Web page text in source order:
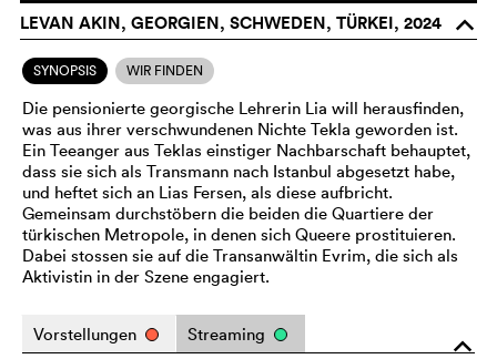
LEVAN AKIN, GEORGIEN, SCHWEDEN, TÜRKEI, 2024 o
SYNOPSIS WIR FINDEN
Die pensionierte georgische Lehrerin Lia will herausfinden,
was aus ihrer verschwundenen Nichte Tekla geworden ist.
Ein Teeanger aus Teklas einstiger Nachbarschaft behauptet,
dass sie sich als Transmann nach Istanbul abgesetzt habe,
und heftet sich an Lias Fersen, als diese aufbricht.
Gemeinsam durchstöbern die beiden die Quartiere der
türkischen Metropole, in denen sich Queere prostituieren.
Dabei stossen sie auf die Transanwältin Evrim, die sich als
Aktivistin in der Szene engagiert.
o
Vorstellungen Streaming